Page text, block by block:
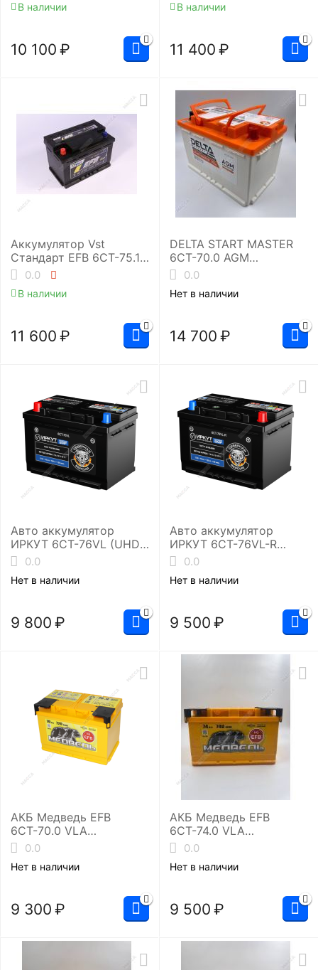
В наличии
10 100 ₽
В наличии
11 400 ₽
Аккумулятор Vst
Стандарт EFB 6СТ-75.1
(575 510 071)
0.0
В наличии
11 600 ₽
DELTA START MASTER
6CT-70.0 AGM
(L3/720EN)
батарея
0.0
Нет в наличии
14 700 ₽
Авто аккумулятор
ИРКУТ 6CT-76VL (UHD-
L3RU)
0.0
Нет в наличии
9 800 ₽
Авто аккумулятор
ИРКУТ 6CT-76VL-R
(UHD-L3EU)
0.0
Нет в наличии
9 500 ₽
АКБ Медведь EFB
6СТ-70.0 VLA
(L3/720EN)
0.0
Нет в наличии
9 300 ₽
АКБ Медведь EFB
6СТ-74.0 VLA
(LB3/740EN)
0.0
Нет в наличии
9 500 ₽